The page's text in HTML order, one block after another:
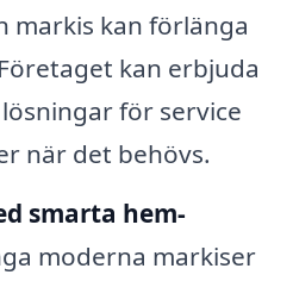
markis kan förlänga
kan erbjuda
för service
när det behövs.
smarta hem-
moderna markiser